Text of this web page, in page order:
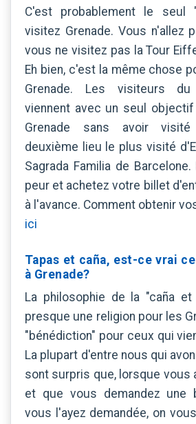
C'est probablement le seul
visitez Grenade. Vous n'allez
vous ne visitez pas la Tour
Eh bien, c'est la même chose
Grenade. Les visiteurs
viennent avec un seul
Grenade sans avoir visité
deuxième lieu le plus visité
Sagrada Familia de
peur et achetez votre billet
à l'avance. Comment obtenir
ici
Tapas et caña, est-ce vrai
à Grenade?
La philosophie de la "caña
presque une religion pour les
"bénédiction" pour ceux qui
La plupart d'entre nous qui
sont surpris que, lorsque vous
et que vous demandez une
vous l'ayez demandée, on